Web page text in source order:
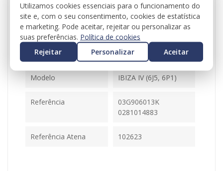
Referência 102623
Disponível 1 Item
Ficha Informativa
Modelo IBIZA IV (6J5, 6P1)
Referência
03G906013K
0281014883
Referência Atena 102623
Utilizamos cookies essenciais para o funcionamento do
site e, com o seu consentimento, cookies de estatística
e marketing. Pode aceitar, rejeitar ou personalizar as
suas preferências. Política de cookies
Rejeitar
Personalizar Aceitar